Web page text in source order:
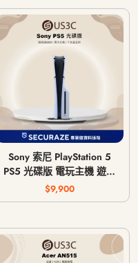
Sony 索尼 PlayStation 5
PS5 光碟版 電玩主機 遊戲
主機 CFI-1018A / CFI-
1118A / CFI-1218A
$9,900